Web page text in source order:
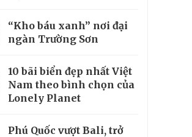
“Kho báu xanh” nơi đại
ngàn Trường Sơn
10 bãi biển đẹp nhất Việt
Nam theo bình chọn của
Lonely Planet
Phú Quốc vượt Bali, trở